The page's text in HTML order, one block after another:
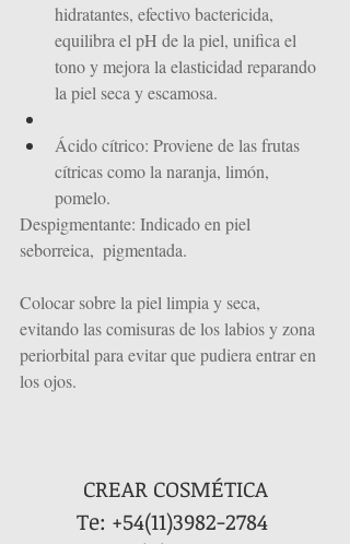
hidratantes, efectivo bactericida,
equilibra el pH de la piel, unifica el
tono y mejora la elasticidad reparando
la piel seca y escamosa.
Ácido cítrico: Proviene de las frutas
cítricas como la naranja, limón,
pomelo.
Despigmentante: Indicado en piel
seborreica,  pigmentada.
Colocar sobre la piel limpia y seca,
evitando las comisuras de los labios y zona
periorbital para evitar que pudiera entrar en
los ojos.
CREAR COSMÉTICA
Te: +54(11)3982-2784